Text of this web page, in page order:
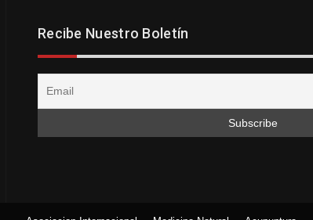
Recibe Nuestro Boletín